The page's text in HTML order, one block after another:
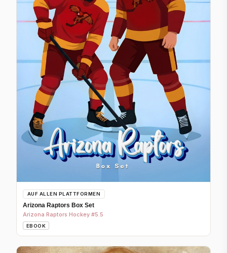
AUF ALLEN PLATTFORMEN
Arizona Raptors Box Set
Arizona Raptors Hockey #5.5
EBOOK